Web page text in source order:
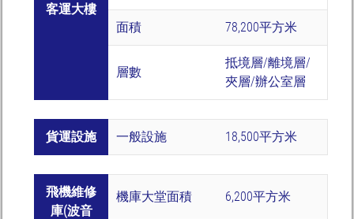
客運大樓
面積 78,200平方米
層數
抵境層/離境層/
夾層/辦公室層
貨運設施 一般設施 18,500平方米
飛機維修
庫(波音
機庫大堂面積 6,200平方米